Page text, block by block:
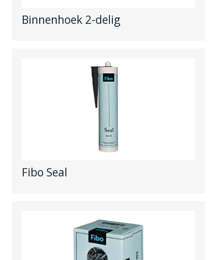
Binnenhoek 2-delig
Fibo Seal